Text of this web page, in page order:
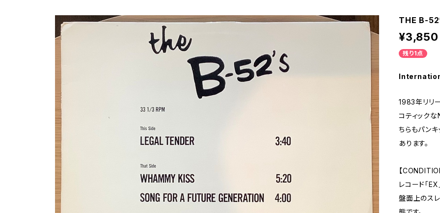
THE B-
¥3,850
残り1点
1983年リリ
コティック
ちらもパン
あります。
【
レコード「EX
盤面上のス